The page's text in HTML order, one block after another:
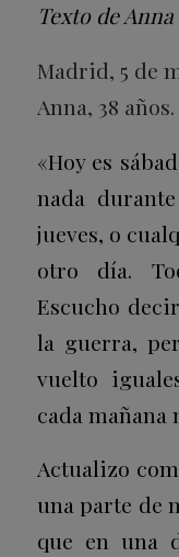
Texto de
Madrid, 5 de
Anna, 38 años.
«Hoy es
nada
jueves, o
otro día.
Escucho
la guerra,
vuelto
cada mañana
Actualizo
una parte de
que en una